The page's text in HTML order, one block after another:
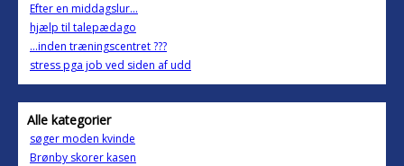
Efter en middagslur...
hjælp til talepædago
...inden træningscentret ???
stress pga job ved siden af udd
Alle kategorier
søger moden kvinde
Brønby skorer kasen